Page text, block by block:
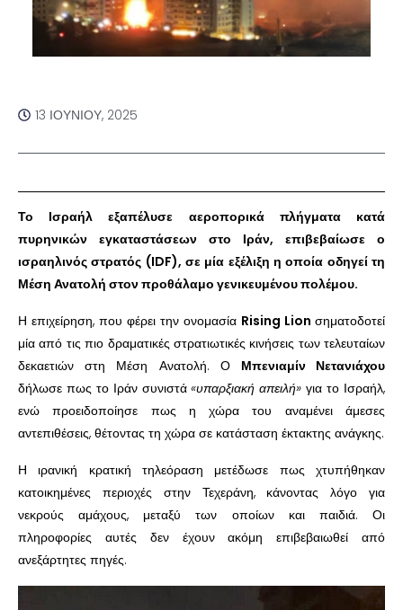
13 ΙΟΥΝΊΟΥ, 2025
Το Ισραήλ εξαπέλυσε αεροπορικά πλήγματα κατά
πυρηνικών εγκαταστάσεων στο Ιράν, επιβεβαίωσε ο
ισραηλινός στρατός (IDF), σε μία εξέλιξη η οποία οδηγεί τη
Μέση Ανατολή στον προθάλαμο γενικευμένου πολέμου.
Η επιχείρηση, που φέρει την ονομασία Rising Lion σηματοδοτεί
μία από τις πιο δραματικές στρατιωτικές κινήσεις των τελευταίων
δεκαετιών στη Μέση Ανατολή. Ο Μπενιαμίν Νετανιάχου
δήλωσε πως το Ιράν συνιστά«υπαρξιακή απειλή» για το Ισραήλ,
ενώ προειδοποίησε πως η χώρα του αναμένει άμεσες
αντεπιθέσεις, θέτοντας τη χώρα σε κατάσταση έκτακτης ανάγκης.
Η ιρανική κρατική τηλεόραση μετέδωσε πως χτυπήθηκαν
κατοικημένες περιοχές στην Τεχεράνη, κάνοντας λόγο για
νεκρούς αμάχους, μεταξύ των οποίων και παιδιά. Οι
πληροφορίες αυτές δεν έχουν ακόμη επιβεβαιωθεί από
ανεξάρτητες πηγές.